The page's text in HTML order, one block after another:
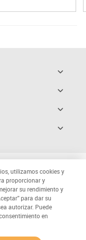
utilizamos cookies y
proporcionar y
su rendimiento y
para dar su
autorizar. Puede
en